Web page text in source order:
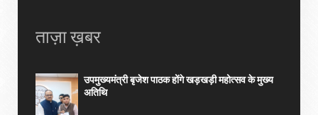
ताज़ा ख़बर
उपमुख्यमंत्री बृजेश पाठक होंगे खड़खड़ी महोत्सव के मुख्य
अतिथि